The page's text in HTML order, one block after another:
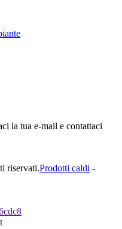
la tua e-mail e contattaci
riservati.Prodotti caldi -